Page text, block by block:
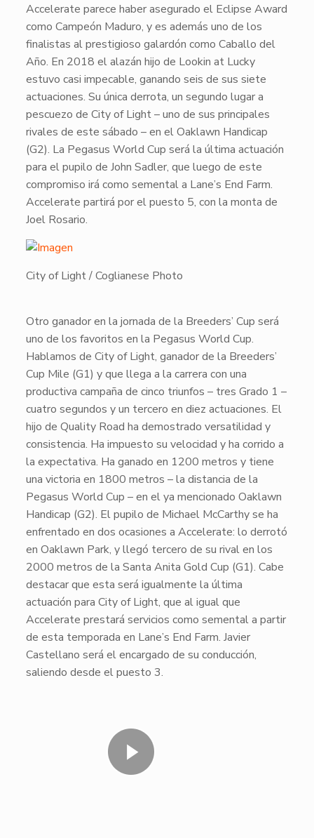
Accelerate parece haber asegurado el Eclipse Award
como Campeón Maduro, y es además uno de los
finalistas al prestigioso galardón como Caballo del
Año. En 2018 el alazán hijo de Lookin at Lucky
estuvo casi impecable, ganando seis de sus siete
actuaciones. Su única derrota, un segundo lugar a
pescuezo de City of Light– uno de sus principales
rivales de este sábado – en elOaklawn Handicap
(G2). La Pegasus World Cup será la última actuación
para el pupilo de John Sadler, que luego de este
compromiso irá como semental a Lane’s End Farm.
Accelerate partirá por el puesto 5, con la monta de
Joel Rosario.
City of Light / Coglianese Photo
​Otro ganador en la jornada de la Breeders’ Cup será
uno de los favoritos en la Pegasus World Cup.
Hablamos de City of Light, ganador de la Breeders’
Cup Mile (G1) y que llega a la carrera con una
productiva campaña de cinco triunfos – tres Grado 1 –
cuatro segundos y un tercero en diez actuaciones. El
hijo de Quality Road ha demostrado versatilidad y
consistencia. Ha impuesto su velocidad y ha corrido a
la expectativa. Ha ganado en 1200 metros y tiene
una victoria en 1800 metros – la distancia de la
Pegasus World Cup – en el ya mencionado Oaklawn
Handicap (G2). El pupilo de Michael McCarthyse ha
enfrentado en dos ocasiones a Accelerate: lo derrotó
en Oaklawn Park, y llegó tercero de su rival en los
2000 metros de la Santa Anita Gold Cup (G1). Cabe
destacar que esta será igualmente la última
actuación para City of Light, que al igual que
Accelerate prestará servicios como semental a partir
de esta temporada en Lane’s End Farm. Javier
Castellano será el encargado de su conducción,
saliendo desde el puesto 3.